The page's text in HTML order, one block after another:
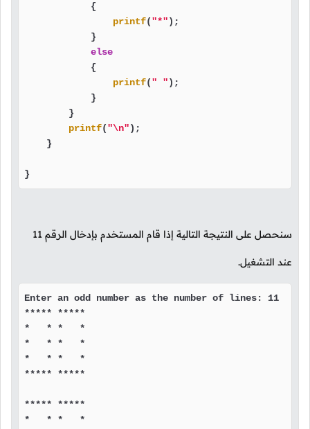
            {
printf("*");
            }
else
            {
printf(" ");
            }
        }
printf("\n");
    }
}
سنحصل على النتيجة التالية إذا قام المستخدم بإدخال الرقم 11
عند التشغيل.
Enter an odd number as the number of lines: 11
***** *****
*   * *   *
*   * *   *
*   * *   *
***** *****
***** *****
*   * *   *